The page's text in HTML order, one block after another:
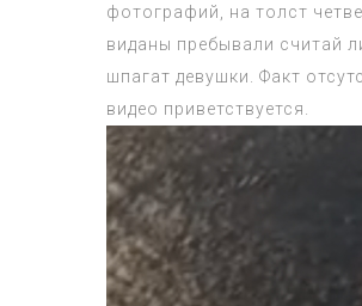
фотографий, на толст
виданы пребывали считай
шпагат девушки. Факт
видео приветствуется.